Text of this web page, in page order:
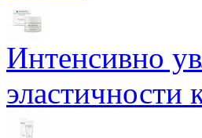
Интенсивно